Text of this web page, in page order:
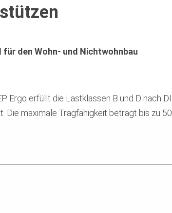
den Wohn- und Nichtwohnbau
Ergo erfüllt die Lastklassen B und D nach
Die maximale Tragfähigkeit beträgt bis zu 50